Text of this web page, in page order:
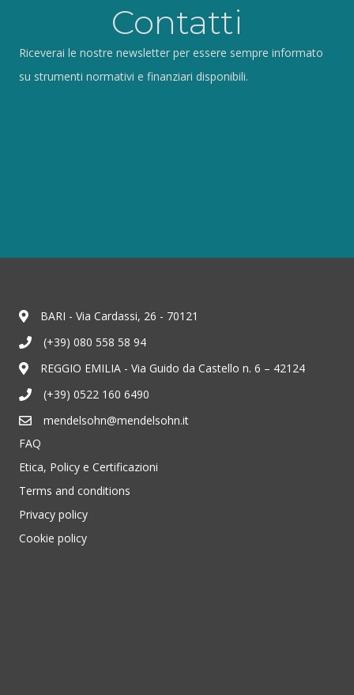
Contatti
Riceverai le nostre newsletter per essere sempre informato
su strumenti normativi e finanziari disponibili.
BARI - Via Cardassi, 26 - 70121
(+39) 080 558 58 94
REGGIO EMILIA - Via Guido da Castello n. 6 – 42124
(+39) 0522 160 6490
mendelsohn@mendelsohn.it
FAQ
Etica, Policy e Certificazioni
Terms and conditions
Privacy policy
Cookie policy